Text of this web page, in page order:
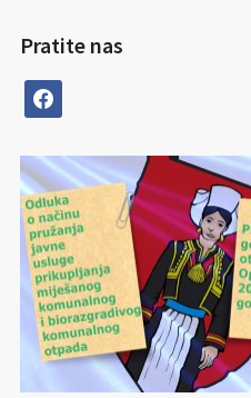
Pratite nas
facebook